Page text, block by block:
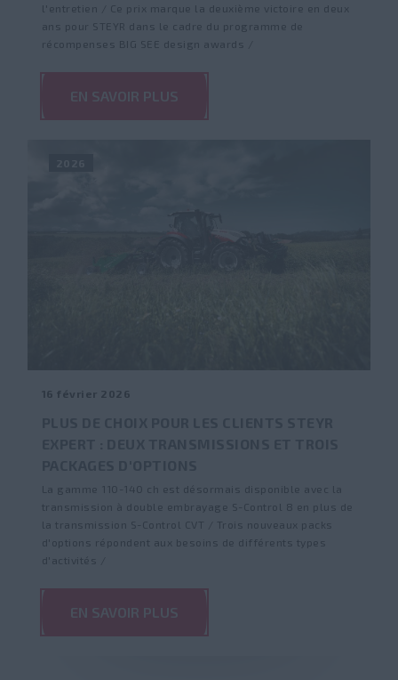
l'entretien / Ce prix marque la deuxième victoire en deux
ans pour STEYR dans le cadre du programme de
récompenses BIG SEE design awards /
EN SAVOIR PLUS
16 février 2026
La gamme 110-140 ch est désormais disponible avec la
transmission à double embrayage S-Control 8 en plus de
la transmission S-Control CVT / Trois nouveaux packs
d'options répondent aux besoins de différents types
d'activités /
EN SAVOIR PLUS